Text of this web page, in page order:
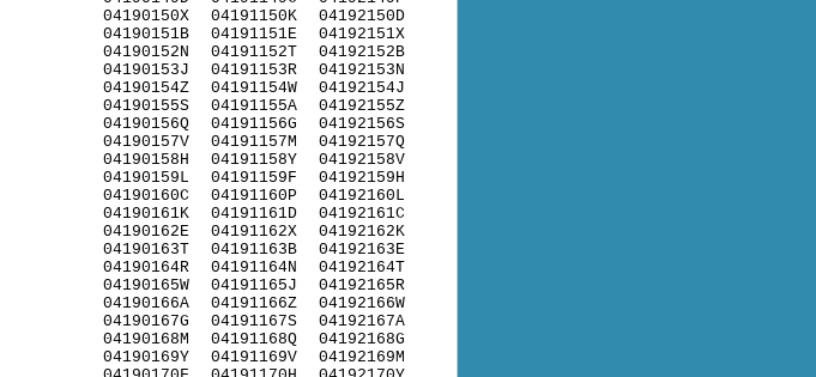
04190150X
04190151B
04190152N
04190153J
04190154Z
04190155S
04190156Q
04190157V
04190158H
04190159L
04190160C
04190161K
04190162E
04190163T
04190164R
04190165W
04190166A
04190167G
04190168M
04190169Y
04191150K
04191151E
04191152T
04191153R
04191154W
04191155A
04191156G
04191157M
04191158Y
04191159F
04191160P
04191161D
04191162X
04191163B
04191164N
04191165J
04191166Z
04191167S
04191168Q
04191169V
04192150D
04192151X
04192152B
04192153N
04192154J
04192155Z
04192156S
04192157Q
04192158V
04192159H
04192160L
04192161C
04192162K
04192163E
04192164T
04192165R
04192166W
04192167A
04192168G
04192169M